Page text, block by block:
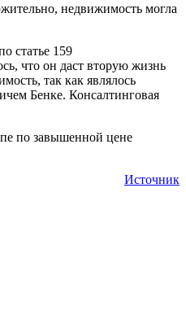
недвижимость могла
статье 159
что он даст вторую жизнь
так как являлось
Бенке. Консалтинговая
по завышенной цене
Источник